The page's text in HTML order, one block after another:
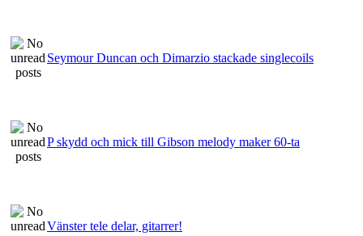
Seymour Duncan och Dimarzio stackade singlecoils
P skydd och mick till Gibson melody maker 60-ta
Vänster tele delar, gitarrer!